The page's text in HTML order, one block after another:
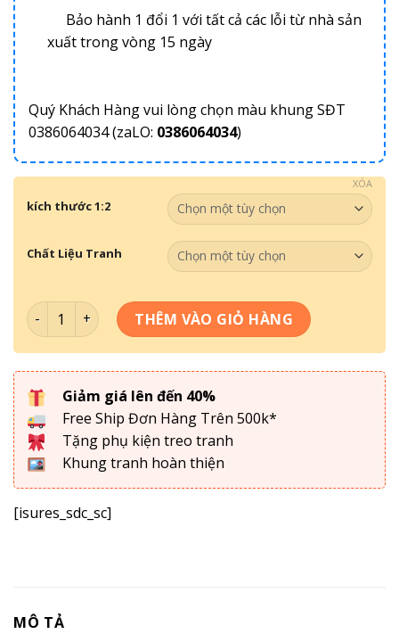
Bảo hành 1 đổi 1 với tất cả các lỗi từ nhà sản
xuất trong vòng 15 ngày
Quý Khách Hàng vui lòng chọn màu khung SĐT
0386064034 (zaLO: 0386064034)
kích thước 1:2
Chất Liệu Tranh
XÓA
Tranh Đơn - Kawas Gấu Bearbrick GB-011 số lượng
THÊM VÀO GIỎ HÀNG
Giảm giá lên đến 40%
Free Ship Đơn Hàng Trên 500k*
Tặng phụ kiện treo tranh
Khung tranh hoàn thiện
[isures_sdc_sc]
MÔ TẢ